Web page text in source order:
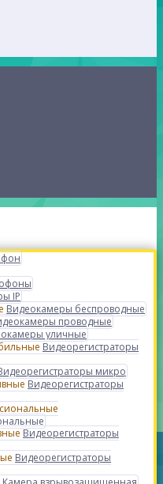
IP
Видеокамеры беспроводные
проводные
уличные
Видеорегистраторы
микро
Видеорегистраторы
Видеорегистраторы
Видеорегистраторы